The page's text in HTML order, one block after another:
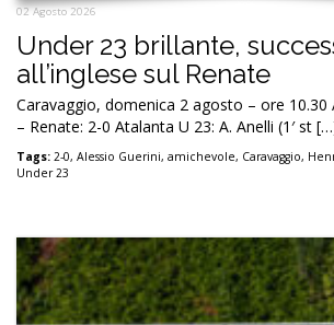
02 Agosto 2026
Under 23 brillante,
all’inglese sul Renate
Caravaggio, domenica 2 agosto – ore 10.30
– Renate: 2-0 Atalanta U 23: A. Anelli (1′ st
Tags: 2-0, Alessio Guerini, amichevole, Caravaggio,
Under 23